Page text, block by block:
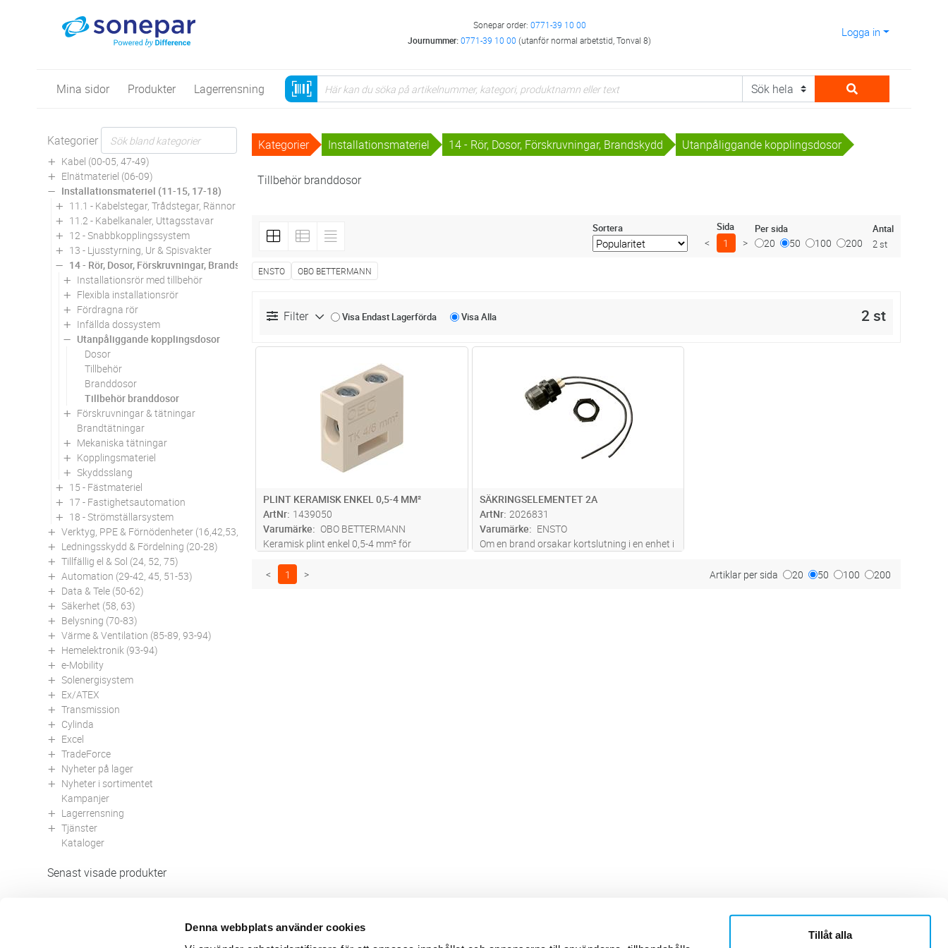
Denna webbplats använder cookies
Tillåt alla
Sonepar order: 0771-39 10 00
Journummer:0771-39 10 00 (utanför normal arbetstid, Tonval 8)
Logga in
Mina sidor Produkter Lagerrensning
Kategorier
Kabel (00-05, 47-49)
Elnätmateriel (06-09)
Installationsmateriel (11-15, 17-18)
11.1 - Kabelstegar, Trådstegar, Rännor
11.2 - Kabelkanaler, Uttagsstavar
12 - Snabbkopplingssystem
13 - Ljusstyrning, Ur & Spisvakter
14 - Rör, Dosor, Förskruvningar, Brandskydd
Installationsrör med tillbehör
Flexibla installationsrör
Fördragna rör
Infällda dossystem
Utanpåliggande kopplingsdosor
Dosor
Tillbehör
Branddosor
Tillbehör branddosor
Förskruvningar & tätningar
Brandtätningar
Mekaniska tätningar
Kopplingsmateriel
Skyddsslang
15 - Fästmateriel
17 - Fastighetsautomation
18 - Strömställarsystem
Verktyg, PPE & Förnödenheter (16,42,53,94)
Ledningsskydd & Fördelning (20-28)
Tillfällig el & Sol (24, 52, 75)
Automation (29-42, 45, 51-53)
Data & Tele (50-62)
Säkerhet (58, 63)
Belysning (70-83)
Värme & Ventilation (85-89, 93-94)
Hemelektronik (93-94)
e-Mobility
Solenergisystem
Ex/ATEX
Transmission
Cylinda
Excel
TradeForce
Nyheter på lager
Nyheter i sortimentet
Kampanjer
Lagerrensning
Tjänster
Kataloger
Senast visade produkter
Kategorier Installationsmateriel 14 - Rör, Dosor, Förskruvningar, Brandskydd Utanpåliggande kopplingsdosor
Tillbehör branddosor
Sortera Sida
< 1 >
Per sida
20 50 100 200
Antal
2 st
ENSTO OBO BETTERMANN
Filter Visa Endast Lagerförda VisaAlla 2 st
Lägg i kundvagn
PLINT KERAMISK ENKEL 0,5-4 MM²
ArtNr 1439050
Varumärke
OBO BETTERMANN
Keramisk plint enkel 0,5-4 mm² för
SÄKRINGSELEMENTET 2A
ArtNr 2026831
Varumärke
ENSTO
Om en brand orsakar kortslutning i en enhet i
< 1 > Artiklar per sida 20 50 100 200
Om Sonepar